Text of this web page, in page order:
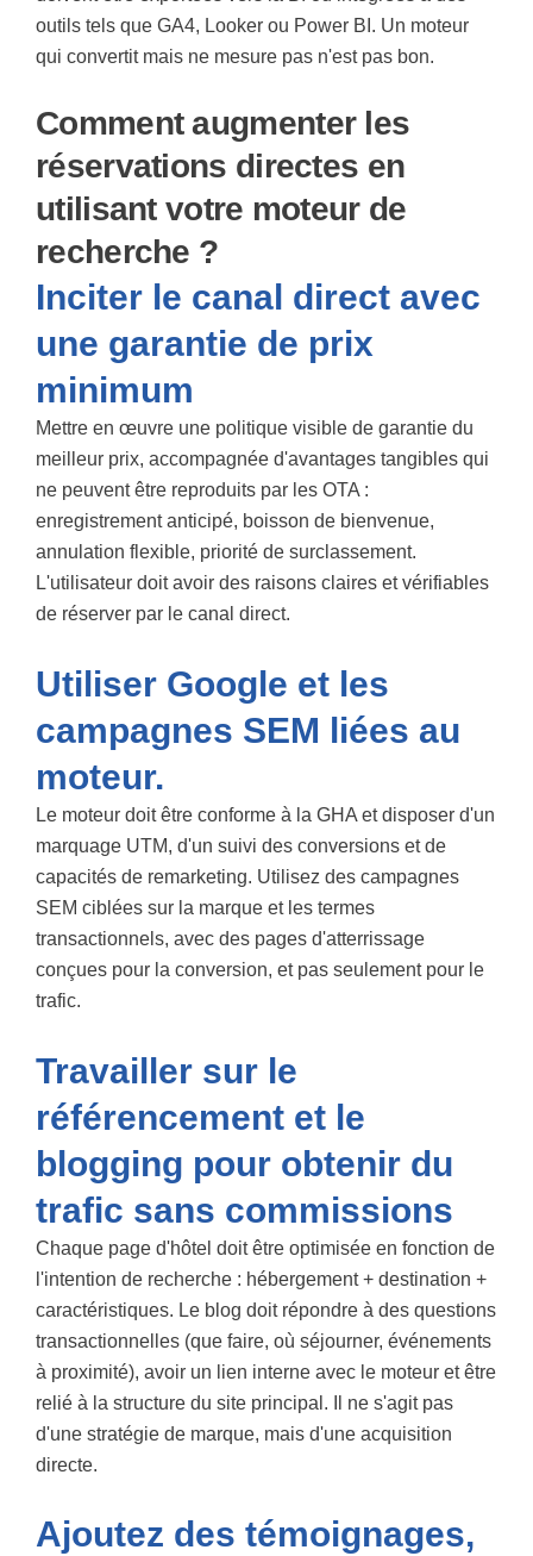
outils tels que GA4, Looker ou Power BI. Un moteur
qui convertit mais ne mesure pas n'est pas bon.
Comment augmenter les
réservations directes en
utilisant votre moteur de
recherche ?
Inciter le canal direct avec
une garantie de prix
minimum
Mettre en œuvre une politique visible de garantie du
meilleur prix, accompagnée d'avantages tangibles qui
ne peuvent être reproduits par les OTA :
enregistrement anticipé, boisson de bienvenue,
annulation flexible, priorité de surclassement.
L'utilisateur doit avoir des raisons claires et vérifiables
de réserver par le canal direct.
Utiliser Google et les
campagnes SEM liées au
moteur.
Le moteur doit être conforme à la GHA et disposer d'un
marquage UTM, d'un suivi des conversions et de
capacités de remarketing. Utilisez des campagnes
SEM ciblées sur la marque et les termes
transactionnels, avec des pages d'atterrissage
conçues pour la conversion, et pas seulement pour le
trafic.
Travailler sur le
référencement et le
blogging pour obtenir du
trafic sans commissions
Chaque page d'hôtel doit être optimisée en fonction de
l'intention de recherche : hébergement + destination +
caractéristiques. Le blog doit répondre à des questions
transactionnelles (que faire, où séjourner, événements
à proximité), avoir un lien interne avec le moteur et être
relié à la structure du site principal. Il ne s'agit pas
d'une stratégie de marque, mais d'une acquisition
directe.
Ajoutez des témoignages,